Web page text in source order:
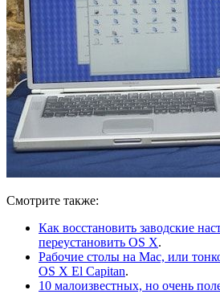
Смотрите также:
Как восстановить заводские
переустановить OS X.
Рабочие столы на Mac, или
OS X El Capitan.
10 малоизвестных, но очень